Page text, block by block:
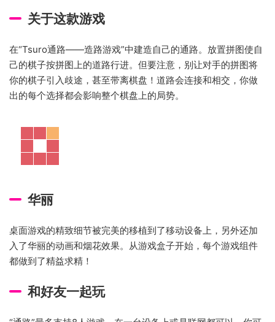
关于这款游戏
在“Tsuro通路——造路游戏”中建造自己的通路。放置拼图使自
己的棋子按拼图上的道路行进。但要注意，别让对手的拼图将
你的棋子引入歧途，甚至带离棋盘！道路会连接和相交，你做
出的每个选择都会影响整个棋盘上的局势。
华丽
桌面游戏的精致细节被完美的移植到了移动设备上，另外还加
入了华丽的动画和烟花效果。从游戏盒子开始，每个游戏组件
都做到了精益求精！
和好友一起玩